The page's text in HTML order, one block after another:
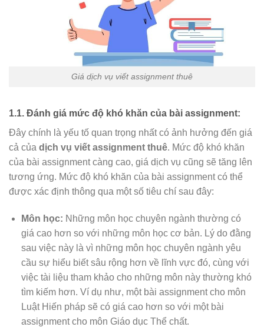
Giá dịch vụ viết assignment thuê
1.1. Đánh giá mức độ khó khăn của bài assignment:
Đây chính là yếu tố quan trọng nhất có ảnh hưởng đến giá
cả của dịch vụ viết assignment thuê. Mức độ khó khăn
của bài assignment càng cao, giá dịch vụ cũng sẽ tăng lên
tương ứng. Mức độ khó khăn của bài assignment có thể
được xác định thông qua một số tiêu chí sau đây:
Môn học: Những môn học chuyên ngành thường có
giá cao hơn so với những môn học cơ bản. Lý do đằng
sau việc này là vì những môn học chuyên ngành yêu
cầu sự hiểu biết sâu rộng hơn về lĩnh vực đó, cùng với
việc tài liệu tham khảo cho những môn này thường khó
tìm kiếm hơn. Ví dụ như, một bài assignment cho môn
Luật Hiến pháp sẽ có giá cao hơn so với một bài
assignment cho môn Giáo dục Thể chất.